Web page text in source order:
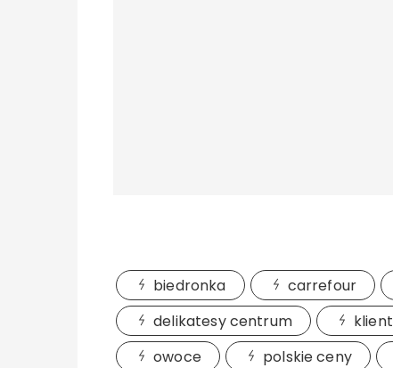
biedronka carrefour
delikatesy centrum
klient
owoce
polskie ceny